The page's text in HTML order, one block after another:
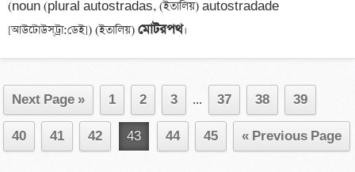
(noun (plural autostradas, (ইতালিয়) autostradade
[আউটোউস্‌ট্রা:ডেই]) (ইতালিয়) মোটরপথ
Next Page » 1 2 3 ... 37 38 39
40 41 42 43 44 45 « Previous Page